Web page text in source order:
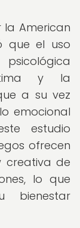
American
que el uso
y la
a su vez
emocional
estudio
ofrecen
creativa de
lo que
bienestar